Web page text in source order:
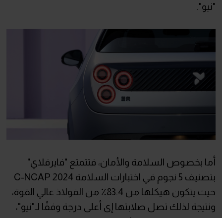
"نيو".
أما بخصوص السلامة والأمان، فتتمتع "فايرفلاي"
بتصنيف 5 نجوم في اختبارات السلامة C-NCAP 2024
حيث يتكون هيكلها من 83.4٪ من الفولاذ عالي القوة،
ونتيجة لذلك تصل صلابتها إى أعلى درجة وفقًا لـ"نيو"،